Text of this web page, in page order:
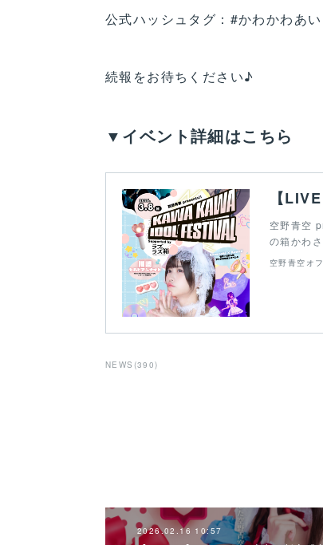
公式ハッシュタグ：#かわかわあ
続報をお待ちください♪
▼イベント詳細はこちら
空野青空
の箱かわ
空野青空オ
NEWS (390)
2026.02.16 10:57